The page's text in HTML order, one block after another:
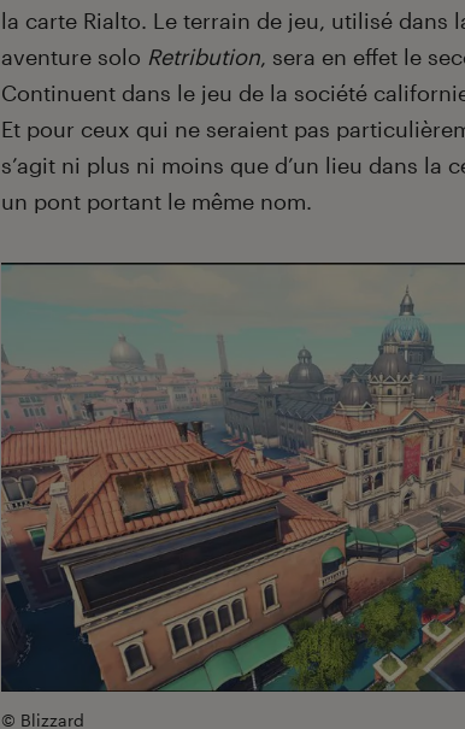
la carte Rialto. Le terrain de jeu, utilisé dans
aventure solo Retribution, sera en effet le
Continuent dans le jeu de la société
Et pour ceux qui ne seraient pas
s’agit ni plus ni moins que d’un lieu dans la
un pont portant le même nom.
© Blizzard